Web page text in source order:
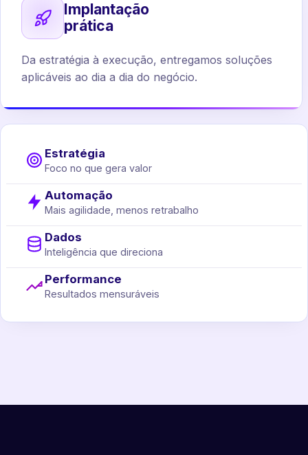
Implantação
prática
Da estratégia à execução, entregamos soluções
aplicáveis ao dia a dia do negócio.
Estratégia
Foco no que gera valor
Automação
Mais agilidade, menos retrabalho
Dados
Inteligência que direciona
Performance
Resultados mensuráveis